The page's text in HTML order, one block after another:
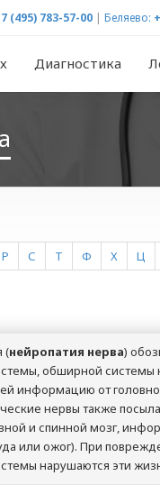
(495) 783-57-00 | Беляево:
Диагностика
Р С Т Ф Х Ц
(нейропатия нерва)
обширной системы
информацию от
нервы также
и спинной мозг,
или ожог). При
нарушаются эти